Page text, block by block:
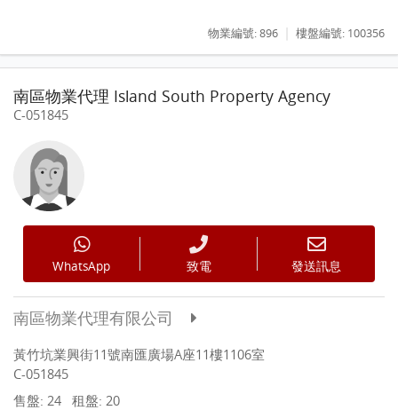
物業編號: 896 樓盤編號: 100356
南區物業代理 Island South Property Agency
C-051845
WhatsApp 致電 發送訊息
南區物業代理有限公司
黃竹坑業興街11號南匯廣場A座11樓1106室
C-051845
售盤: 24
租盤: 20